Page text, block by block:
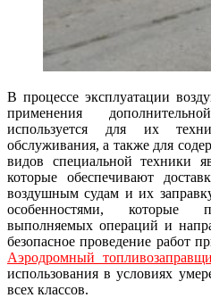
В процессе эксплуатации
применения
используется для их
обслуживания, а также для
видов специальной техники
которые обеспечивают
воздушным судам и их
особенностями, которые
выполняемых операций и
безопасное проведение работ
Аэродромный
использования в условиях
всех классов.